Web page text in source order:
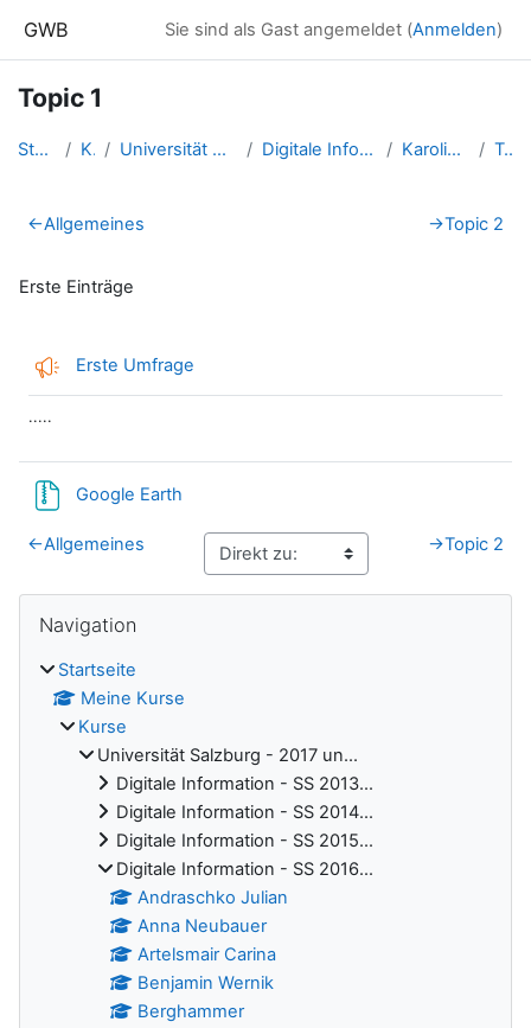
GWB Sie sind als Gast angemeldet (Anmelden)
Topic 1
Startseite Kurse Universität Salzburg - 2017 un... Digitale Information - SS 2016... Karolina Birnbacher Topic 1
Abschnittsübersicht
←Allgemeines →Topic 2
Erste Einträge
Erste Umfrage
.....
Google Earth
←Allgemeines →Topic 2
Navigation
Startseite
Meine Kurse
Kurse
Universität Salzburg - 2017 un...
Digitale Information - SS 2013...
Digitale Information - SS 2014...
Digitale Information - SS 2015...
Digitale Information - SS 2016...
Andraschko Julian
Anna Neubauer
Artelsmair Carina
Benjamin Wernik
Berghammer